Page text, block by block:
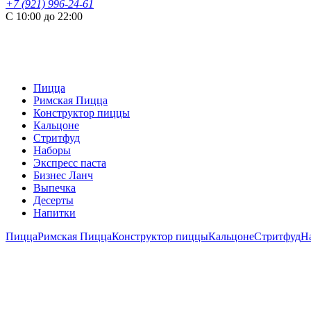
+7 (921) 996-24-61
С 10:00 до 22:00
Пицца
Римская Пицца
Конструктор пиццы
Кальцоне
Стритфуд
Наборы
Экспресс паста
Бизнес Ланч
Выпечка
Десерты
Напитки
ПиццаРимская ПиццаКонструктор пиццыКальцонеСтритфуд